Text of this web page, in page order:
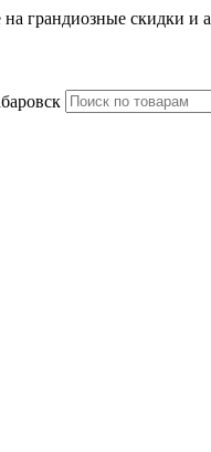
грандиозные скидки и